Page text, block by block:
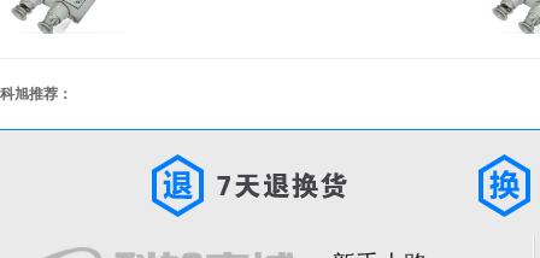
科旭推荐：